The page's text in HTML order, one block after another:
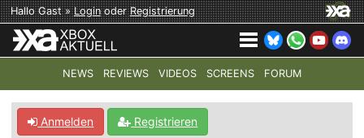
Hallo Gast »LoginoderRegistrierung
NEWS REVIEWS VIDEOS SCREENS FORUM
TOP-THEMEN: COD: MODERN WARFARE 4 HALO:
Anmelden Registrieren